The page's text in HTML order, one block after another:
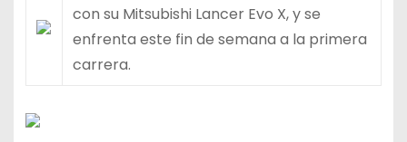
con su Mitsubishi Lancer Evo X, y se
enfrenta este fin de semana a la primera
carrera.